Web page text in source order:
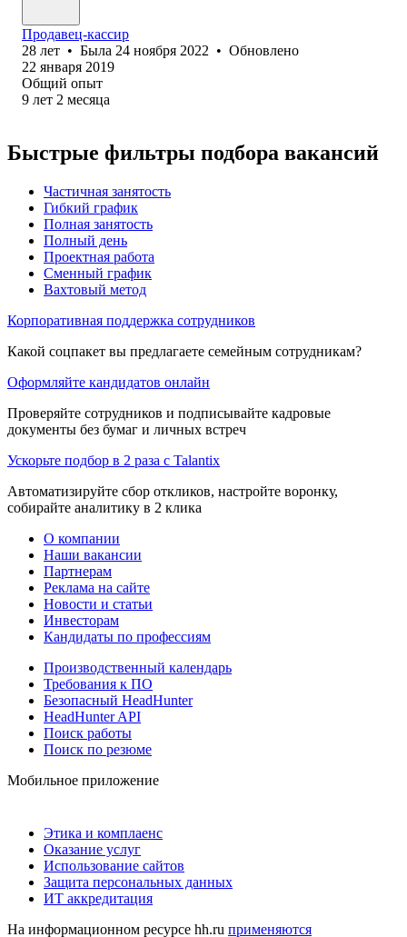
Продавец-кассир
28 лет • Была 24 ноября 2022 • Обновлено
22 января 2019
Общий опыт
9 лет 2 месяца
Быстрые фильтры подбора вакансий
Частичная занятость
Гибкий график
Полная занятость
Полный день
Проектная работа
Сменный график
Вахтовый метод
Корпоративная поддержка сотрудников
Какой соцпакет вы предлагаете семейным сотрудникам?
Оформляйте кандидатов онлайн
Проверяйте сотрудников и подписывайте кадровые
документы без бумаг и личных встреч
Ускорьте подбор в 2 раза с Talantix
Автоматизируйте сбор откликов, настройте воронку,
собирайте аналитику в 2 клика
О компании
Наши вакансии
Партнерам
Реклама на сайте
Новости и статьи
Инвесторам
Кандидаты по профессиям
Производственный календарь
Требования к ПО
Безопасный HeadHunter
HeadHunter API
Поиск работы
Поиск по резюме
Мобильное приложение
Этика и комплаенс
Оказание услуг
Использование сайтов
Защита персональных данных
ИТ аккредитация
На информационном ресурсе hh.ru применяются